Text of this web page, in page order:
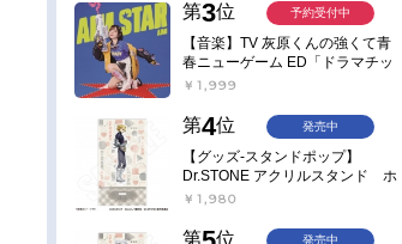
第3位
【音楽】TV 灰原くんの強くて青
春ニューゲーム ED「ドラマチッ
ク逃避行」収録シングル AIM
￥1,999
予約受付中
第4位
【グッズ-スタンドポップ】
Dr.STONE アクリルスタンド ホ
ワイマンといっしょver. スタン
￥1,980
発売中
第 位 発売中